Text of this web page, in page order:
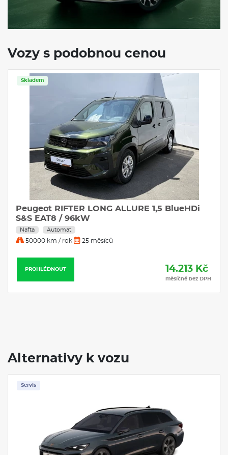
Vozy s podobnou cenou
Skladem
Peugeot RIFTER LONG ALLURE 1,5 BlueHDi
S&S EAT8 / 96kW
Nafta Automat
50000 km / rok 25 měsíců
PROHLÉDNOUT 14.213 Kč
měsíčně bez DPH
Alternativy k vozu
Servis